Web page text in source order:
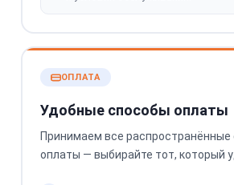
ОПЛАТА
Удобные способы оплаты
Принимаем все распространённые
оплаты — выбирайте тот, который